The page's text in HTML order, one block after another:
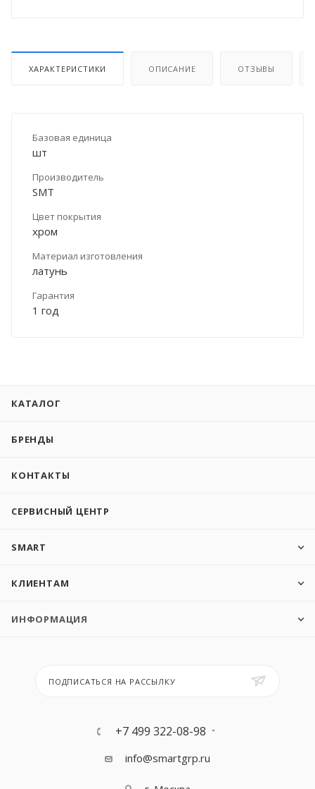
ХАРАКТЕРИСТИКИ ОПИСАНИЕ ОТЗЫВЫ
Базовая единица
шт
Производитель
SMT
Цвет покрытия
хром
Материал изготовления
латунь
Гарантия
1 год
КАТАЛОГ
БРЕНДЫ
КОНТАКТЫ
СЕРВИСНЫЙ ЦЕНТР
SMART
КЛИЕНТАМ
ИНФОРМАЦИЯ
ПОДПИСАТЬСЯ НА РАССЫЛКУ
+7 499 322-08-98
info@smartgrp.ru